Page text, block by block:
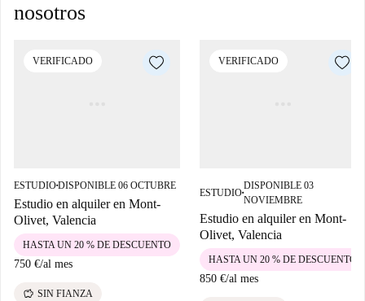
nosotros
VERIFICADO
ESTUDIO■DISPONIBLE 06 OCTUBRE
Estudio en alquiler en Mont-
Olivet, Valencia
750 €/al mes
HASTA UN 20 % DE DESCUENTO
savings SIN FIANZA
VERIFICADO
ESTUDIO■
DISPONIBLE 03
NOVIEMBRE
Estudio en alquiler en Mont-
Olivet, Valencia
850 €/al mes
HASTA UN 20 % DE DESCUENTO